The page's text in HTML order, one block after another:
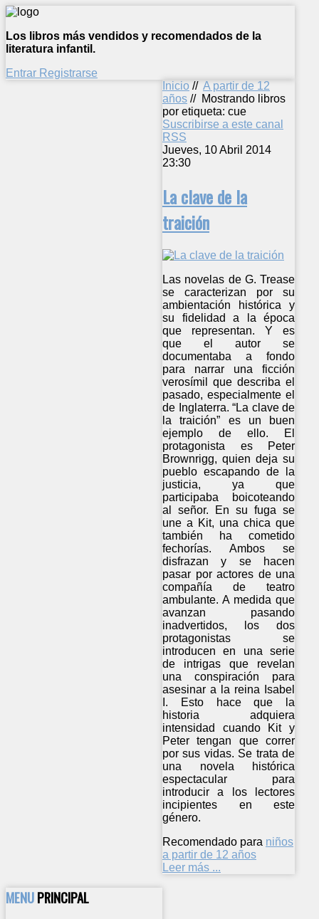
Los libros más vendidos y recomendados de la
literatura infantil.
Entrar Registrarse
Inicio // A partir de 12
años // Mostrando libros
por etiqueta: cue
Suscribirse a este canal
RSS
Jueves, 10 Abril 2014
23:30
La clave de la
traición
Las novelas de G. Trease
se caracterizan por su
ambientación histórica y
su fidelidad a la época
que representan. Y es
que el autor se
documentaba a fondo
para narrar una ficción
verosímil que describa el
pasado, especialmente el
de Inglaterra. “La clave de
la traición” es un buen
ejemplo de ello. El
protagonista es Peter
Brownrigg, quien deja su
pueblo escapando de la
justicia, ya que
participaba boicoteando
al señor. En su fuga se
une a Kit, una chica que
también ha cometido
fechorías. Ambos se
disfrazan y se hacen
pasar por actores de una
compañía de teatro
ambulante. A medida que
avanzan pasando
inadvertidos, los dos
protagonistas se
introducen en una serie
de intrigas que revelan
una conspiración para
asesinar a la reina Isabel
I. Esto hace que la
historia adquiera
intensidad cuando Kit y
Peter tengan que correr
por sus vidas. Se trata de
una novela histórica
espectacular para
introducir a los lectores
incipientes en este
género.
Recomendado para niños
a partir de 12 años
Leer más ...
MENUPRINCIPAL